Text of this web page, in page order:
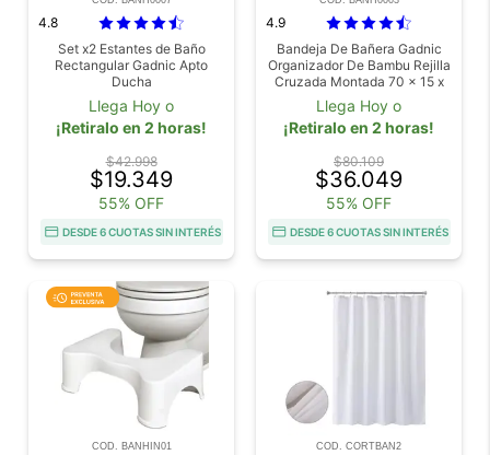
4.8
Set x2 Estantes de Baño
Rectangular Gadnic Apto
Ducha
Llega Hoy o
¡Retiralo en 2 horas!
$42.998
$19.349
55% OFF
DESDE 6 CUOTAS SIN INTERÉS
4.9
Bandeja De Bañera Gadnic
Organizador De Bambu Rejilla
Cruzada Montada 70 x 15 x
45 cm Accesorio Para Baño
Llega Hoy o
¡Retiralo en 2 horas!
$80.109
$36.049
55% OFF
DESDE 6 CUOTAS SIN INTERÉS
COD. BANHIN01 COD. CORTBAN2